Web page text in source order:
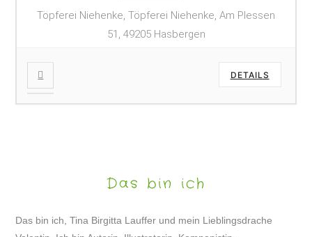
Töpferei Niehenke, Töpferei Niehenke, Am Plessen
51, 49205 Hasbergen
DETAILS
Das bin ich
Das bin ich, Tina Birgitta Lauffer und mein Lieblingsdrache